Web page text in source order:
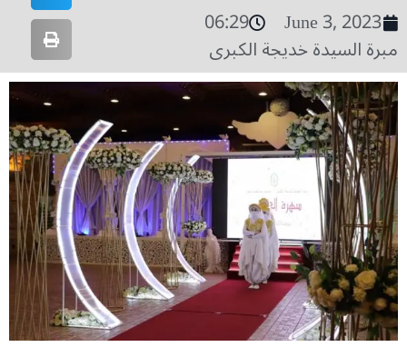
June 3, 2023
06:29
مبرة السيدة خديجة الكبرى